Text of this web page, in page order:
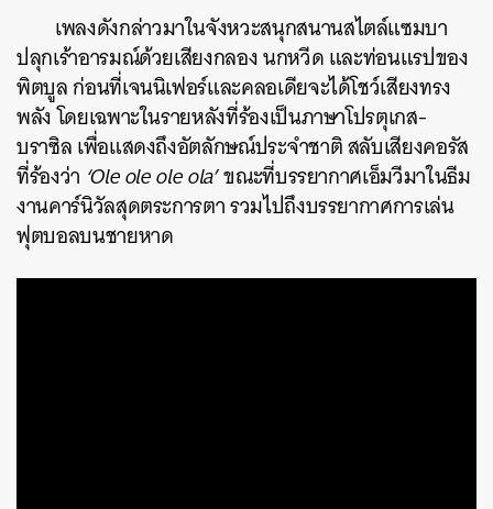
เพลงดังกล่าวมาในจังหวะสนุกสนานสไตล์แซมบา
ปลุกเร้าอารมณ์ด้วยเสียงกลอง นกหวีด และท่อนแรปของ
พิตบูล ก่อนที่เจนนิเฟอร์และคลอเดียจะได้โชว์เสียงทรง
พลัง โดยเฉพาะในรายหลังที่ร้องเป็นภาษาโปรตุเกส-
บราซิล เพื่อแสดงถึงอัตลักษณ์ประจำชาติ สลับเสียงคอรัส
ที่ร้องว่า ‘Ole ole ole ola’ขณะที่บรรยากาศเอ็มวีมาในธีม
งานคาร์นิวัลสุดตระการตา รวมไปถึงบรรยากาศการเล่น
ฟุตบอลบนชายหาด